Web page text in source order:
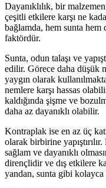
Dayanıklılık, bir
çeşitli etkilere karşı ne
bağlamda, hem sunta hem
faktördür.
Sunta, odun talaşı ve
edilir. Görece daha düşük
yaygın olarak
nemlere karşı hassas
kaldığında şişme ve
daha az dayanıklı olabilir.
Kontraplak ise en az üç
olarak birbirine
sağlam ve dayanıklı
dirençlidir ve dış etkilere
yandan, sunta gibi